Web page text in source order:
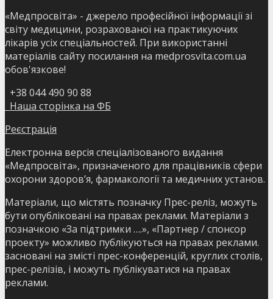
«Медпросвіта» - джерело професійної інформації зі
світу медицини, розрахованої на практикуючих
лікарів усіх спеціальностей. При використанні
матеріалів сайту посилання на medprosvita.com.ua
обов'язкове!
+38 044 490 90 88
Наша сторінка на ФБ
Реєстрація
Електронна версія спеціалізованого видання
«Медпросвіта», призначеного для працівників сфери
охорони здоров’я, фармакології та медичних установ.
Матеріали, що містять позначку Прес-реліз, можуть
бути опубліковані на правах реклами. Матеріали з
позначкою «За підтримки ….», «Партнер / спонсор
проекту» можливо публікуються на правах реклами.
засновані на змісті прес-конференцій, круглих столів,
прес-релізів, і можуть публікуватися на правах
реклами.